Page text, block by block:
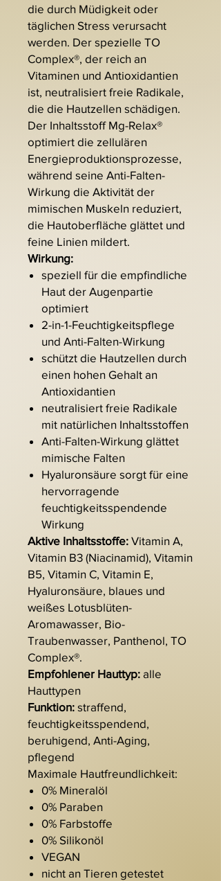
die durch Müdigkeit oder
täglichen Stress verursacht
werden. Der spezielle TO
Complex®, der reich an
Vitaminen und Antioxidantien
ist, neutralisiert freie Radikale,
die die Hautzellen schädigen.
Der Inhaltsstoff Mg-Relax®
optimiert die zellulären
Energieproduktionsprozesse,
während seine Anti-Falten-
Wirkung die Aktivität der
mimischen Muskeln reduziert,
die Hautoberfläche glättet und
feine Linien mildert.
Wirkung:
speziell für die empfindliche
Haut der Augenpartie
optimiert
2-in-1-Feuchtigkeitspflege
und Anti-Falten-Wirkung
schützt die Hautzellen durch
einen hohen Gehalt an
Antioxidantien
neutralisiert freie Radikale
mit natürlichen Inhaltsstoffen
Anti-Falten-Wirkung glättet
mimische Falten
Hyaluronsäure sorgt für eine
hervorragende
feuchtigkeitsspendende
Wirkung
Aktive Inhaltsstoffe: Vitamin A,
Vitamin B3 (Niacinamid), Vitamin
B5, Vitamin C, Vitamin E,
Hyaluronsäure, blaues und
weißes Lotusblüten-
Aromawasser, Bio-
Traubenwasser, Panthenol, TO
Complex®.
Empfohlener Hauttyp: alle
Hauttypen
Funktion: straffend,
feuchtigkeitsspendend,
beruhigend, Anti-Aging,
pflegend
Maximale Hautfreundlichkeit:
0% Mineralöl
0% Paraben
0% Farbstoffe
0% Silikonöl
VEGAN
nicht an Tieren getestet